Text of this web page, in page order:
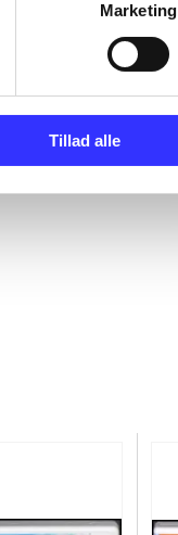
Marketing
Tillad alle